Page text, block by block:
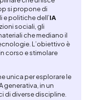
si propone di
politiche dell’IA
sociali, gli
che mediano il
L’obiettivo è
corso e stimolare
unica per esplorare le
generativa, in un
di diverse discipline.